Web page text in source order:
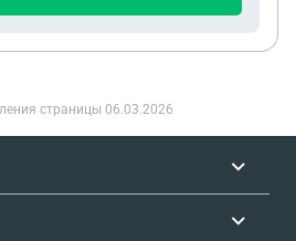
страницы 06.03.2026